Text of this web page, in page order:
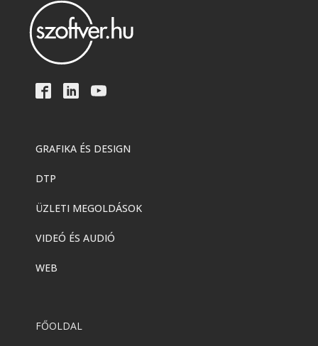
GRAFIKA ÉS DESIGN
DTP
ÜZLETI MEGOLDÁSOK
VIDEÓ ÉS AUDIÓ
WEB
FŐOLDAL